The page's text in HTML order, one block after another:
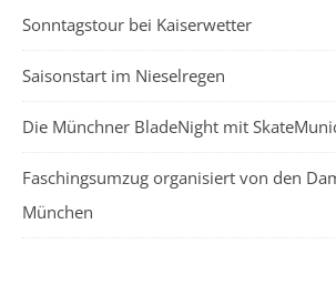
Sonntagstour bei Kaiserwetter
Saisonstart im Nieselregen
Die Münchner BladeNight mit
Faschingsumzug organisiert von den
München